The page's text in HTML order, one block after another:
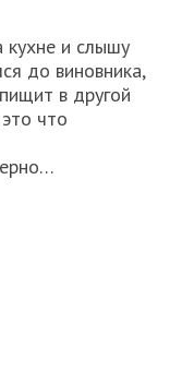
кухне и слышу
до виновника,
в другой
что